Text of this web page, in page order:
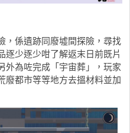
，係遺跡同廢墟間探險，尋找
逐少逐少咁了解返末日前既片
外為咗完成「宇宙葬」，玩家
廢都市等等地方去搵材料並加